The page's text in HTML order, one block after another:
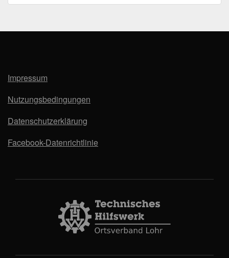
Impressum
Nutzungsbedingungen
Datenschutzerklärung
Facebook-Datenrichtlinie